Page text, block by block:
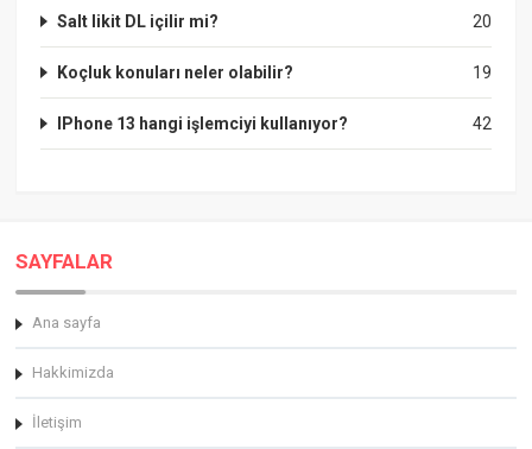
20
Salt likit DL içilir mi?
19
Koçluk konuları neler olabilir?
42
IPhone 13 hangi işlemciyi kullanıyor?
SAYFALAR
Ana sayfa
Hakkimizda
İletişim